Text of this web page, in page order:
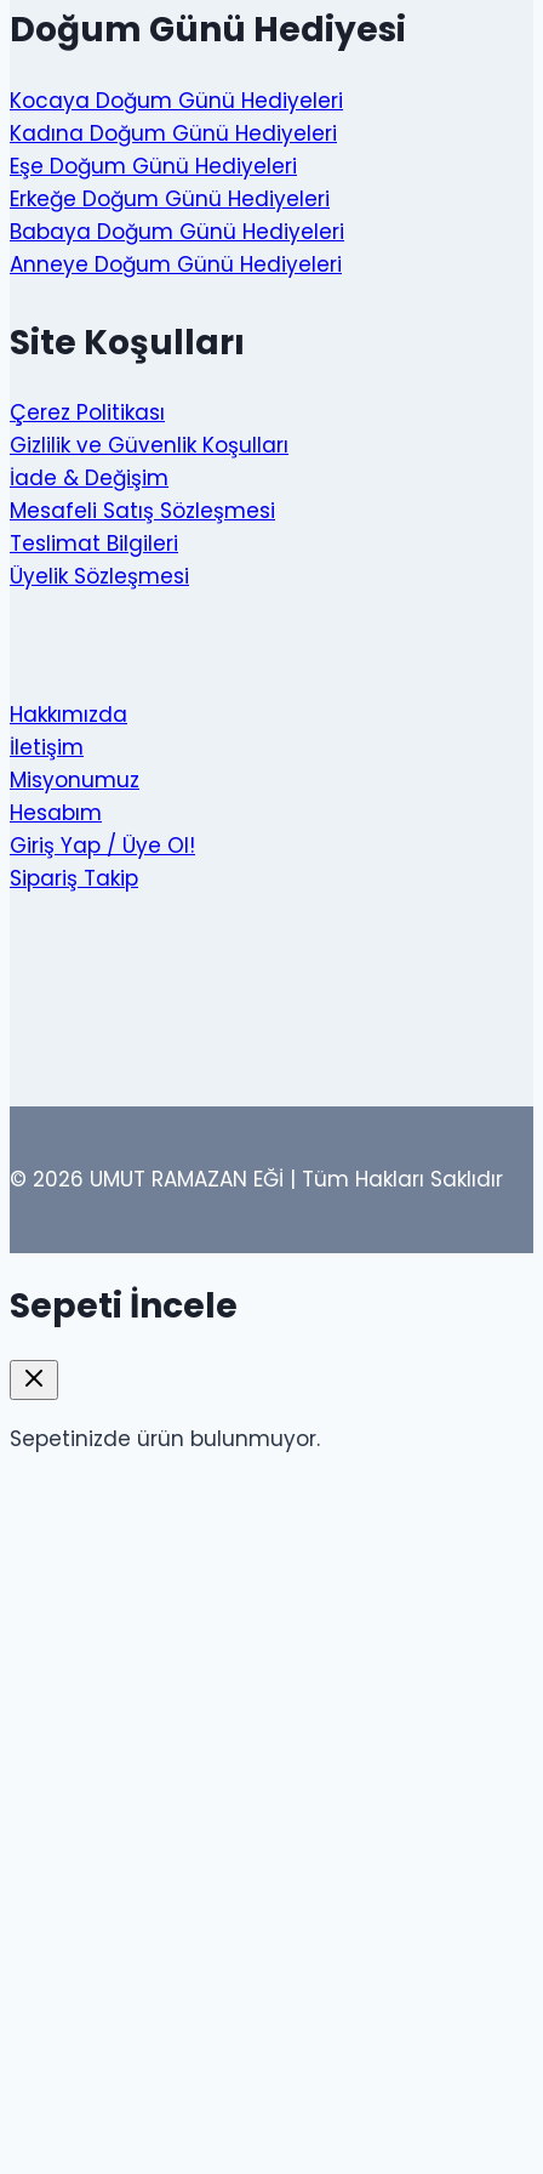
Doğum Günü Hediyesi
Kocaya Doğum Günü Hediyeleri
Kadına Doğum Günü Hediyeleri
Eşe Doğum Günü Hediyeleri
Erkeğe Doğum Günü Hediyeleri
Babaya Doğum Günü Hediyeleri
Anneye Doğum Günü Hediyeleri
Site Koşulları
Çerez Politikası
Gizlilik ve Güvenlik Koşulları
İade & Değişim
Mesafeli Satış Sözleşmesi
Teslimat Bilgileri
Üyelik Sözleşmesi
Hakkımızda
İletişim
Misyonumuz
Hesabım
Giriş Yap / Üye Ol!
Sipariş Takip
© 2026 UMUT RAMAZAN EĞİ | Tüm Hakları Saklıdır
Sepeti İncele
Sepetinizde ürün bulunmuyor.